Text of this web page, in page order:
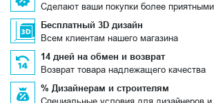
Сделают ваши покупки более приятными
Бесплатный 3D дизайн
Всем клиентам нашего магазина
14 дней на обмен и возврат
Возврат товара надлежащего качества
% Дизайнерам и строителям